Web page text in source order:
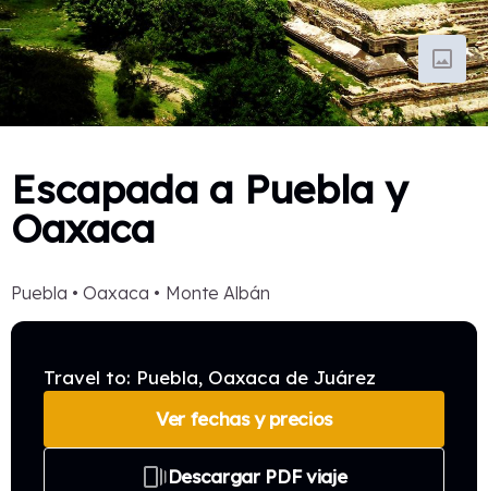
photo
Escapada a Puebla y
Oaxaca
Puebla • Oaxaca • Monte Albán
Travel to: Puebla, Oaxaca de Juárez
Ver fechas y precios
web_storiesDescargar PDF viaje